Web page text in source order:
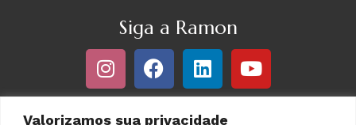
Valorizamos sua privacidade
Siga a Ramon